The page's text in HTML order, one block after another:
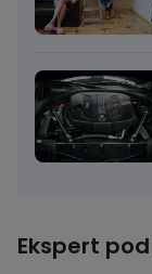
Ekspert